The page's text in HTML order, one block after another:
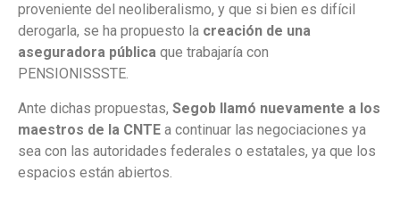
proveniente del neoliberalismo, y que si bien es difícil
derogarla, se ha propuesto la creación de una
aseguradora pública que trabajaría con
PENSIONISSSTE.
Ante dichas propuestas, Segob llamó nuevamente a los
maestros de la CNTE a continuar las negociaciones ya
sea con las autoridades federales o estatales, ya que los
espacios están abiertos.